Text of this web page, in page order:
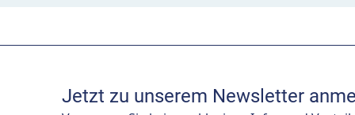
Jetzt zu unserem Newsletter